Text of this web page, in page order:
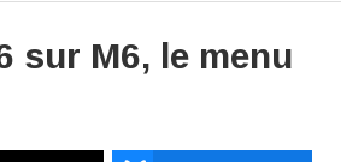
sur M6, le menu